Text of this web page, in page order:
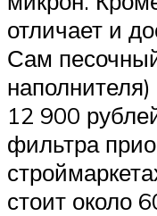
отличает и
Сам
12 900
фильтра
стоит около